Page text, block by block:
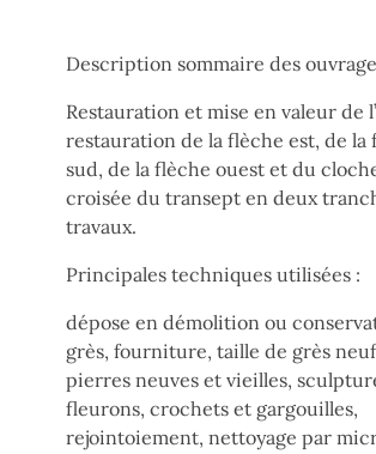
Description sommaire des
Restauration et mise en valeur de
restauration de la flèche est, de la
sud, de la flèche ouest et du
croisée du transept en deux
travaux.
Principales techniques utilisées :
dépose en démolition ou
grès, fourniture, taille de grès
pierres neuves et vieilles,
fleurons, crochets et gargouilles,
rejointoiement, nettoyage par